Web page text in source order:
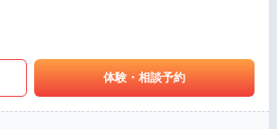
体験・相談予約